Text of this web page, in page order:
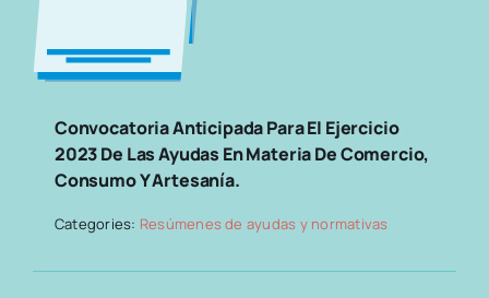
Convocatoria Anticipada Para El Ejercicio
2023 De Las Ayudas En Materia De Comercio,
Consumo Y Artesanía.
Categories: Resúmenes de ayudas y normativas